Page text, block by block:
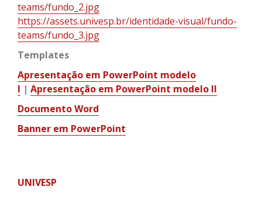
teams/fundo_2.jpg
https://assets.univesp.br/identidade-visual/fundo-
teams/fundo_3.jpg
Templates
Apresentação em PowerPoint modelo
I | Apresentação em PowerPoint modelo II
Documento Word
Banner em PowerPoint
UNIVESP